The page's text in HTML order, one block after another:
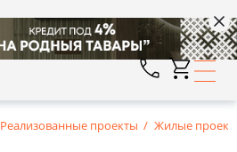
Реализованные проекты Жилые